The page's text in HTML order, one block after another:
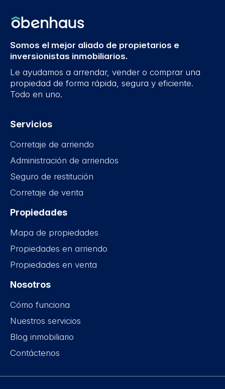
Somos el mejor aliado de propietarios e
inversionistas inmobiliarios.
Le ayudamos a arrendar, vender o comprar una
propiedad de forma rápida, segura y eficiente.
Todo en uno.
Servicios
Corretaje de arriendo
Administración de arriendos
Seguro de restitución
Corretaje de venta
Propiedades
Mapa de propiedades
Propiedades en arriendo
Propiedades en venta
Nosotros
Cómo funciona
Nuestros servicios
Blog inmobiliario
Contáctenos